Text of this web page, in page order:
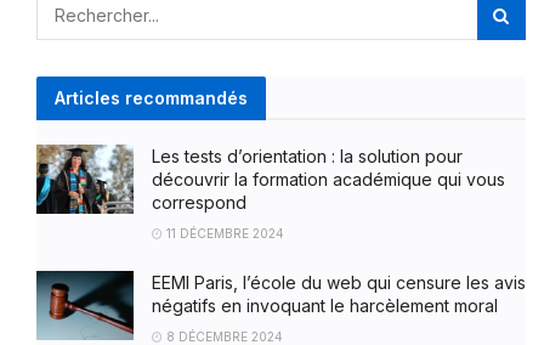
Articles recommandés
Les tests d’orientation : la solution pour
découvrir la formation académique qui vous
correspond
11 DÉCEMBRE 2024
EEMI Paris, l’école du web qui censure les avis
négatifs en invoquant le harcèlement moral
8 DÉCEMBRE 2024